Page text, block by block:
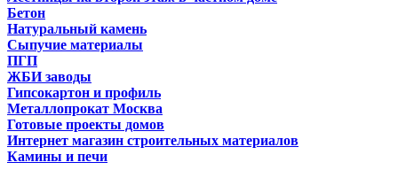
Бетон
Натуральный камень
Сыпучие материалы
ПГП
ЖБИ заводы
Гипсокартон и профиль
Металлопрокат Москва
Готовые проекты домов
Интернет магазин строительных материалов
Камины и печи